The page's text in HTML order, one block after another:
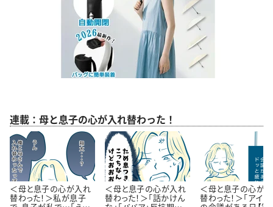
連載：母と息子の心が入れ替わった！
＜母と息子の心が入れ
替わった！＞私が息子
＜母と息子の心が入れ
替わった！＞「話かけん
＜母と息子の心が
替わった！＞「アイツ